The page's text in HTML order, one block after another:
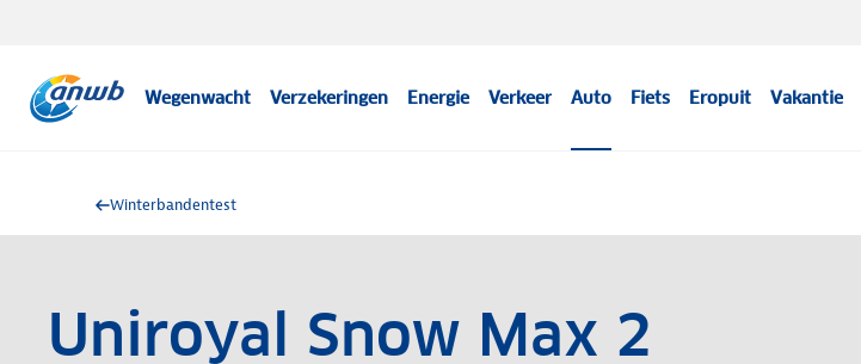
Wegenwacht Verzekeringen Energie Verkeer Auto Fiets Eropuit Vakantie
Winterbandentest
Uniroyal Snow Max 2